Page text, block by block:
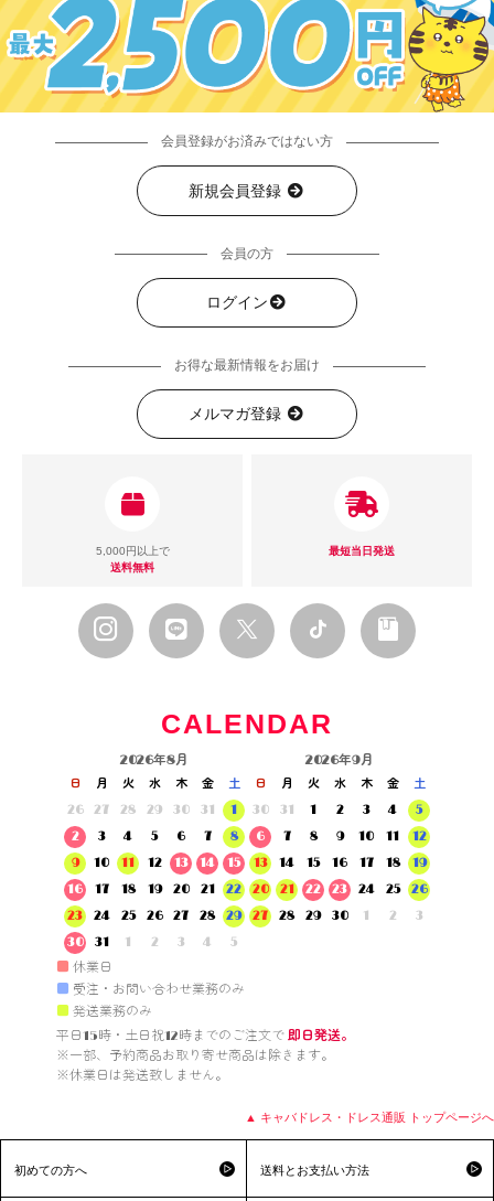
会員登録がお済みではない方
新規会員登録
会員の方
ログイン
お得な最新情報をお届け
メルマガ登録
5,000円以上で
送料無料
最短当日発送
CALENDAR
2026年8月
日 月 火 水 木 金
土
26
27 28 29 30 31
1
2
3 4 5 6 7
8
9
10 11 12 13 14
15
16
17 18 19 20 21
22
23
24 25 26 27 28
29
30
31 1 2 3 4 5
2026年9月
日 月 火 水 木 金
土
30
31 1 2 3 4
5
6
7 8 9 10 11
12
13
14 15 16 17 18
19
20
21 22 23 24 25
26
27
28 29 30 1 2 3
■ 休業日
■ 受注・お問い合わせ業務のみ
■ 発送業務のみ
平日15時・土日祝12時までのご注文で 即日発送。
※一部、予約商品お取り寄せ商品は除きます。
※休業日は発送致しません。
▲ キャバドレス・ドレス通販 トップページへ
初めての方へ 送料とお支払い方法